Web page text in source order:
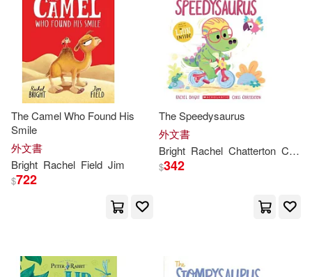
The Camel Who Found His
Smile
外文書
Bright Rachel Field Jim
$722
The Speedysaurus
外文書
Bright Rachel Chatterton Chris
$342